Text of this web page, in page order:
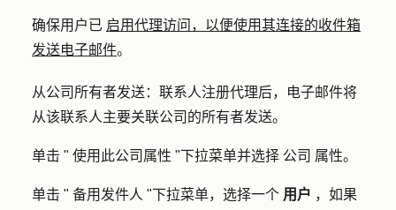
确保用户已 启用代理访问，以便使用其连接的收件箱
发送电子邮件。
从公司所有者发送：联系人注册代理后，电子邮件将
从该联系人主要关联公司的所有者发送。
单击 " 使用此公司属性 "下拉菜单并选择 公司 属性。
单击 " 备用发件人 "下拉菜单，选择一个 用户 ，如果